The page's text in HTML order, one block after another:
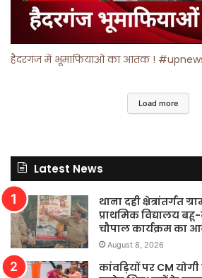
हैदरगंज में भूमाफियाओं का आतंक !
Load more
Latest News
थाना दही क्षेत्रांतर्गत
प्राथमिक विद्यालय
चौपाल कार्यक्रम का
August 8, 2026
कांवड़ियों पर CM